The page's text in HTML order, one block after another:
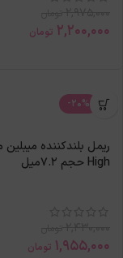
2,200,000 تومان
-20%
High حجم 7.2میل
1,955,000 تومان